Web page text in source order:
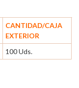
CANTIDAD/CAJA
EXTERIOR
100 Uds.